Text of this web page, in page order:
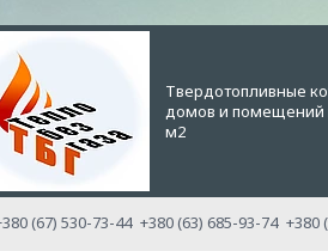
Твердотопливные
домов и помещений
м2
(67) 530-73-44 +380 (63) 685-93-74 +380